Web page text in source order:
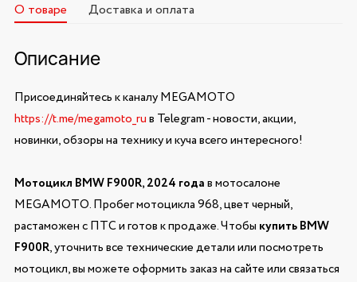
О товаре Доставка и оплата
Описание
Присоединяйтесь к каналу MEGAMOTO
https://t.me/megamoto_ruв Telegram - новости, акции,
новинки, обзоры на технику и куча всего интересного!
Мотоцикл BMW F900R, 2024 годав мотосалоне
MEGAMOTO. Пробег мотоцикла 968, цвет черный,
растаможен с ПТС и готов к продаже. Чтобы купить BMW
F900R, уточнить все технические детали или посмотреть
мотоцикл, вы можете оформить заказ на сайте или связаться